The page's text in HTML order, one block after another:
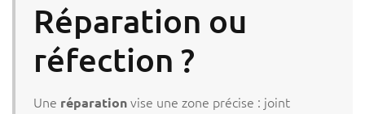
Réparation ou
réfection ?
Une réparationvise une zone précise : joint